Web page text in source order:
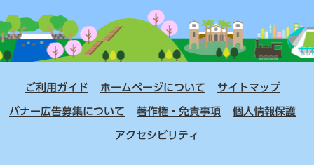
ご利用ガイド ホームページについて サイトマップ
バナー広告募集について 著作権・免責事項 個人情報保護
アクセシビリティ